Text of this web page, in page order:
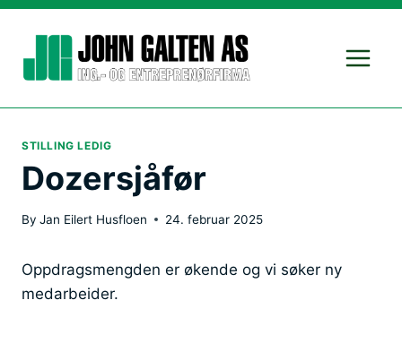
Skip
content
STILLING LEDIG
Dozersjåfør
By Jan Eilert Husfloen 24. februar 2025
Oppdragsmengden er økende og vi søker ny
medarbeider.